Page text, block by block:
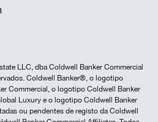
LLC, dba Coldwell Banker Commercial
Coldwell Banker®, o logotipo
Commercial, o logotipo Coldwell Banker
Luxury e o logotipo Coldwell Banker
ou pendentes de registo da Coldwell